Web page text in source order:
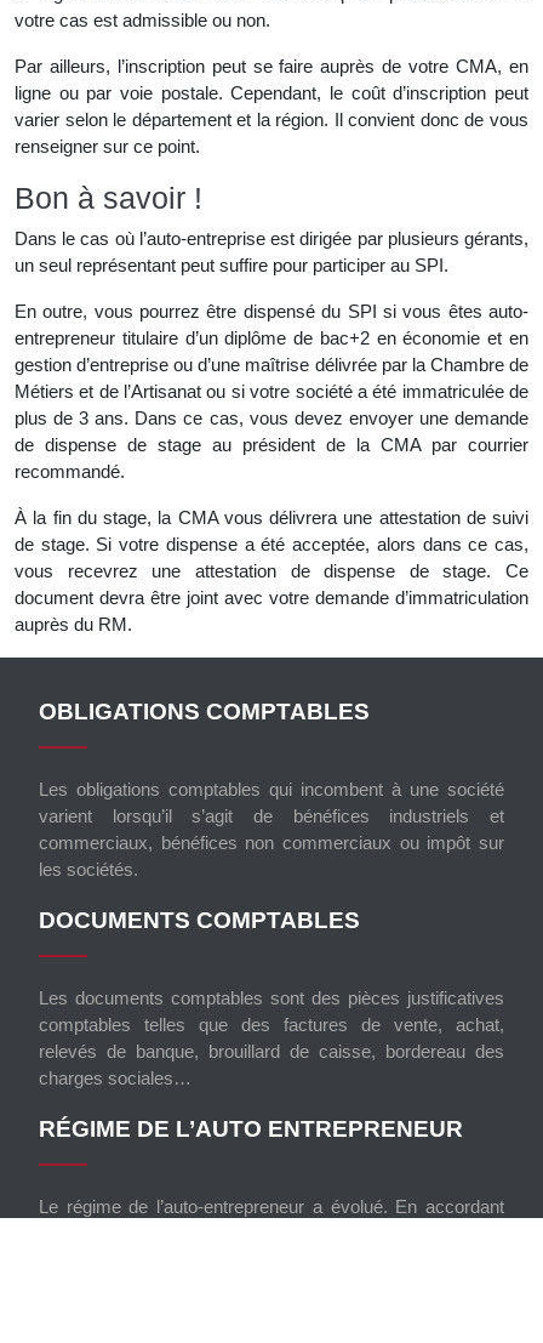
votre cas est admissible ou non.
Par ailleurs, l’inscription peut se faire auprès de votre CMA, en
ligne ou par voie postale. Cependant, le coût d’inscription peut
varier selon le département et la région. Il convient donc de vous
renseigner sur ce point.
Bon à savoir !
Dans le cas où l’auto-entreprise est dirigée par plusieurs gérants,
un seul représentant peut suffire pour participer au SPI.
En outre, vous pourrez être dispensé du SPI si vous êtes auto-
entrepreneur titulaire d’un diplôme de bac+2 en économie et en
gestion d’entreprise ou d’une maîtrise délivrée par la Chambre de
Métiers et de l’Artisanat ou si votre société a été immatriculée de
plus de 3 ans. Dans ce cas, vous devez envoyer une demande
de dispense de stage au président de la CMA par courrier
recommandé.
À la fin du stage, la CMA vous délivrera une attestation de suivi
de stage. Si votre dispense a été acceptée, alors dans ce cas,
vous recevrez une attestation de dispense de stage. Ce
document devra être joint avec votre demande d’immatriculation
auprès du RM.
OBLIGATIONS COMPTABLES
Les obligations comptables qui incombent à une société
varient lorsqu’il s’agit de bénéfices industriels et
commerciaux, bénéfices non commerciaux ou impôt sur
les sociétés.
DOCUMENTS COMPTABLES
Les documents comptables sont des pièces justificatives
comptables telles que des factures de vente, achat,
relevés de banque, brouillard de caisse, bordereau des
charges sociales…
RÉGIME DE L’AUTO ENTREPRENEUR
Le régime de l’auto-entrepreneur a évolué. En accordant